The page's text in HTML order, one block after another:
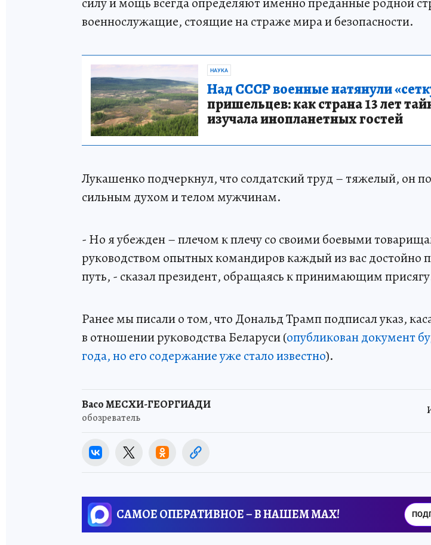
военнослужащие, стоящие на страже мира и безопасности.
НАУКА
Над СССР военные натянули
пришельцев: как страна 13 лет
изучала инопланетных гостей
Лукашенко подчеркнул, что солдатский труд – тяжелый, он
сильным духом и телом мужчинам.
- Но я убежден – плечом к плечу со своими боевыми
руководством опытных командиров каждый из вас достойно
путь, - сказал президент, обращаясь к принимающим
Ранее мы писали о том, что Дональд Трамп подписал указ,
в отношении руководства Беларуси (опубликован документ
года, но его содержание уже стало известно).
Васо МЕСХИ-ГЕОРГИАДИ
обозреватель
САМОЕ ОПЕРАТИВНОЕ – В НАШЕМ MAX!